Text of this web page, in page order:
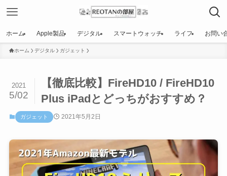
ホーム Apple製品 デジタル スマートウォッチ ライフ お問い
ホーム デジタル ガジェット
【徹底比較】FireHD10 / FireHD10
Plus iPadとどっちがおすすめ？
2021
5/02
ガジェット 2021年5月2日